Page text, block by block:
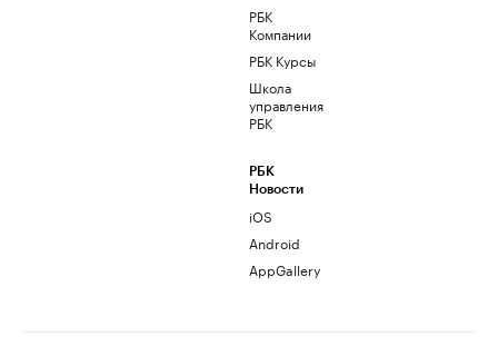
РБК
Компании
РБК Курсы
Школа
управления
РБК
РБК
Новости
iOS
Android
AppGallery